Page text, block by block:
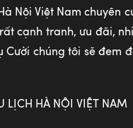
Nội Việt Nam chuyên
cạnh tranh, ưu đãi,
Cười chúng tôi sẽ đem
LỊCH HÀ NỘI VIỆT NAM